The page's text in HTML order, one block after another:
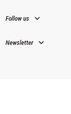
Follow us
Newsletter